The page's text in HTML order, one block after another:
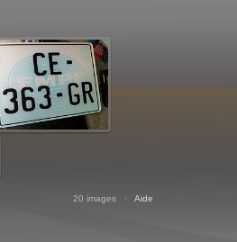
20 images · Aide